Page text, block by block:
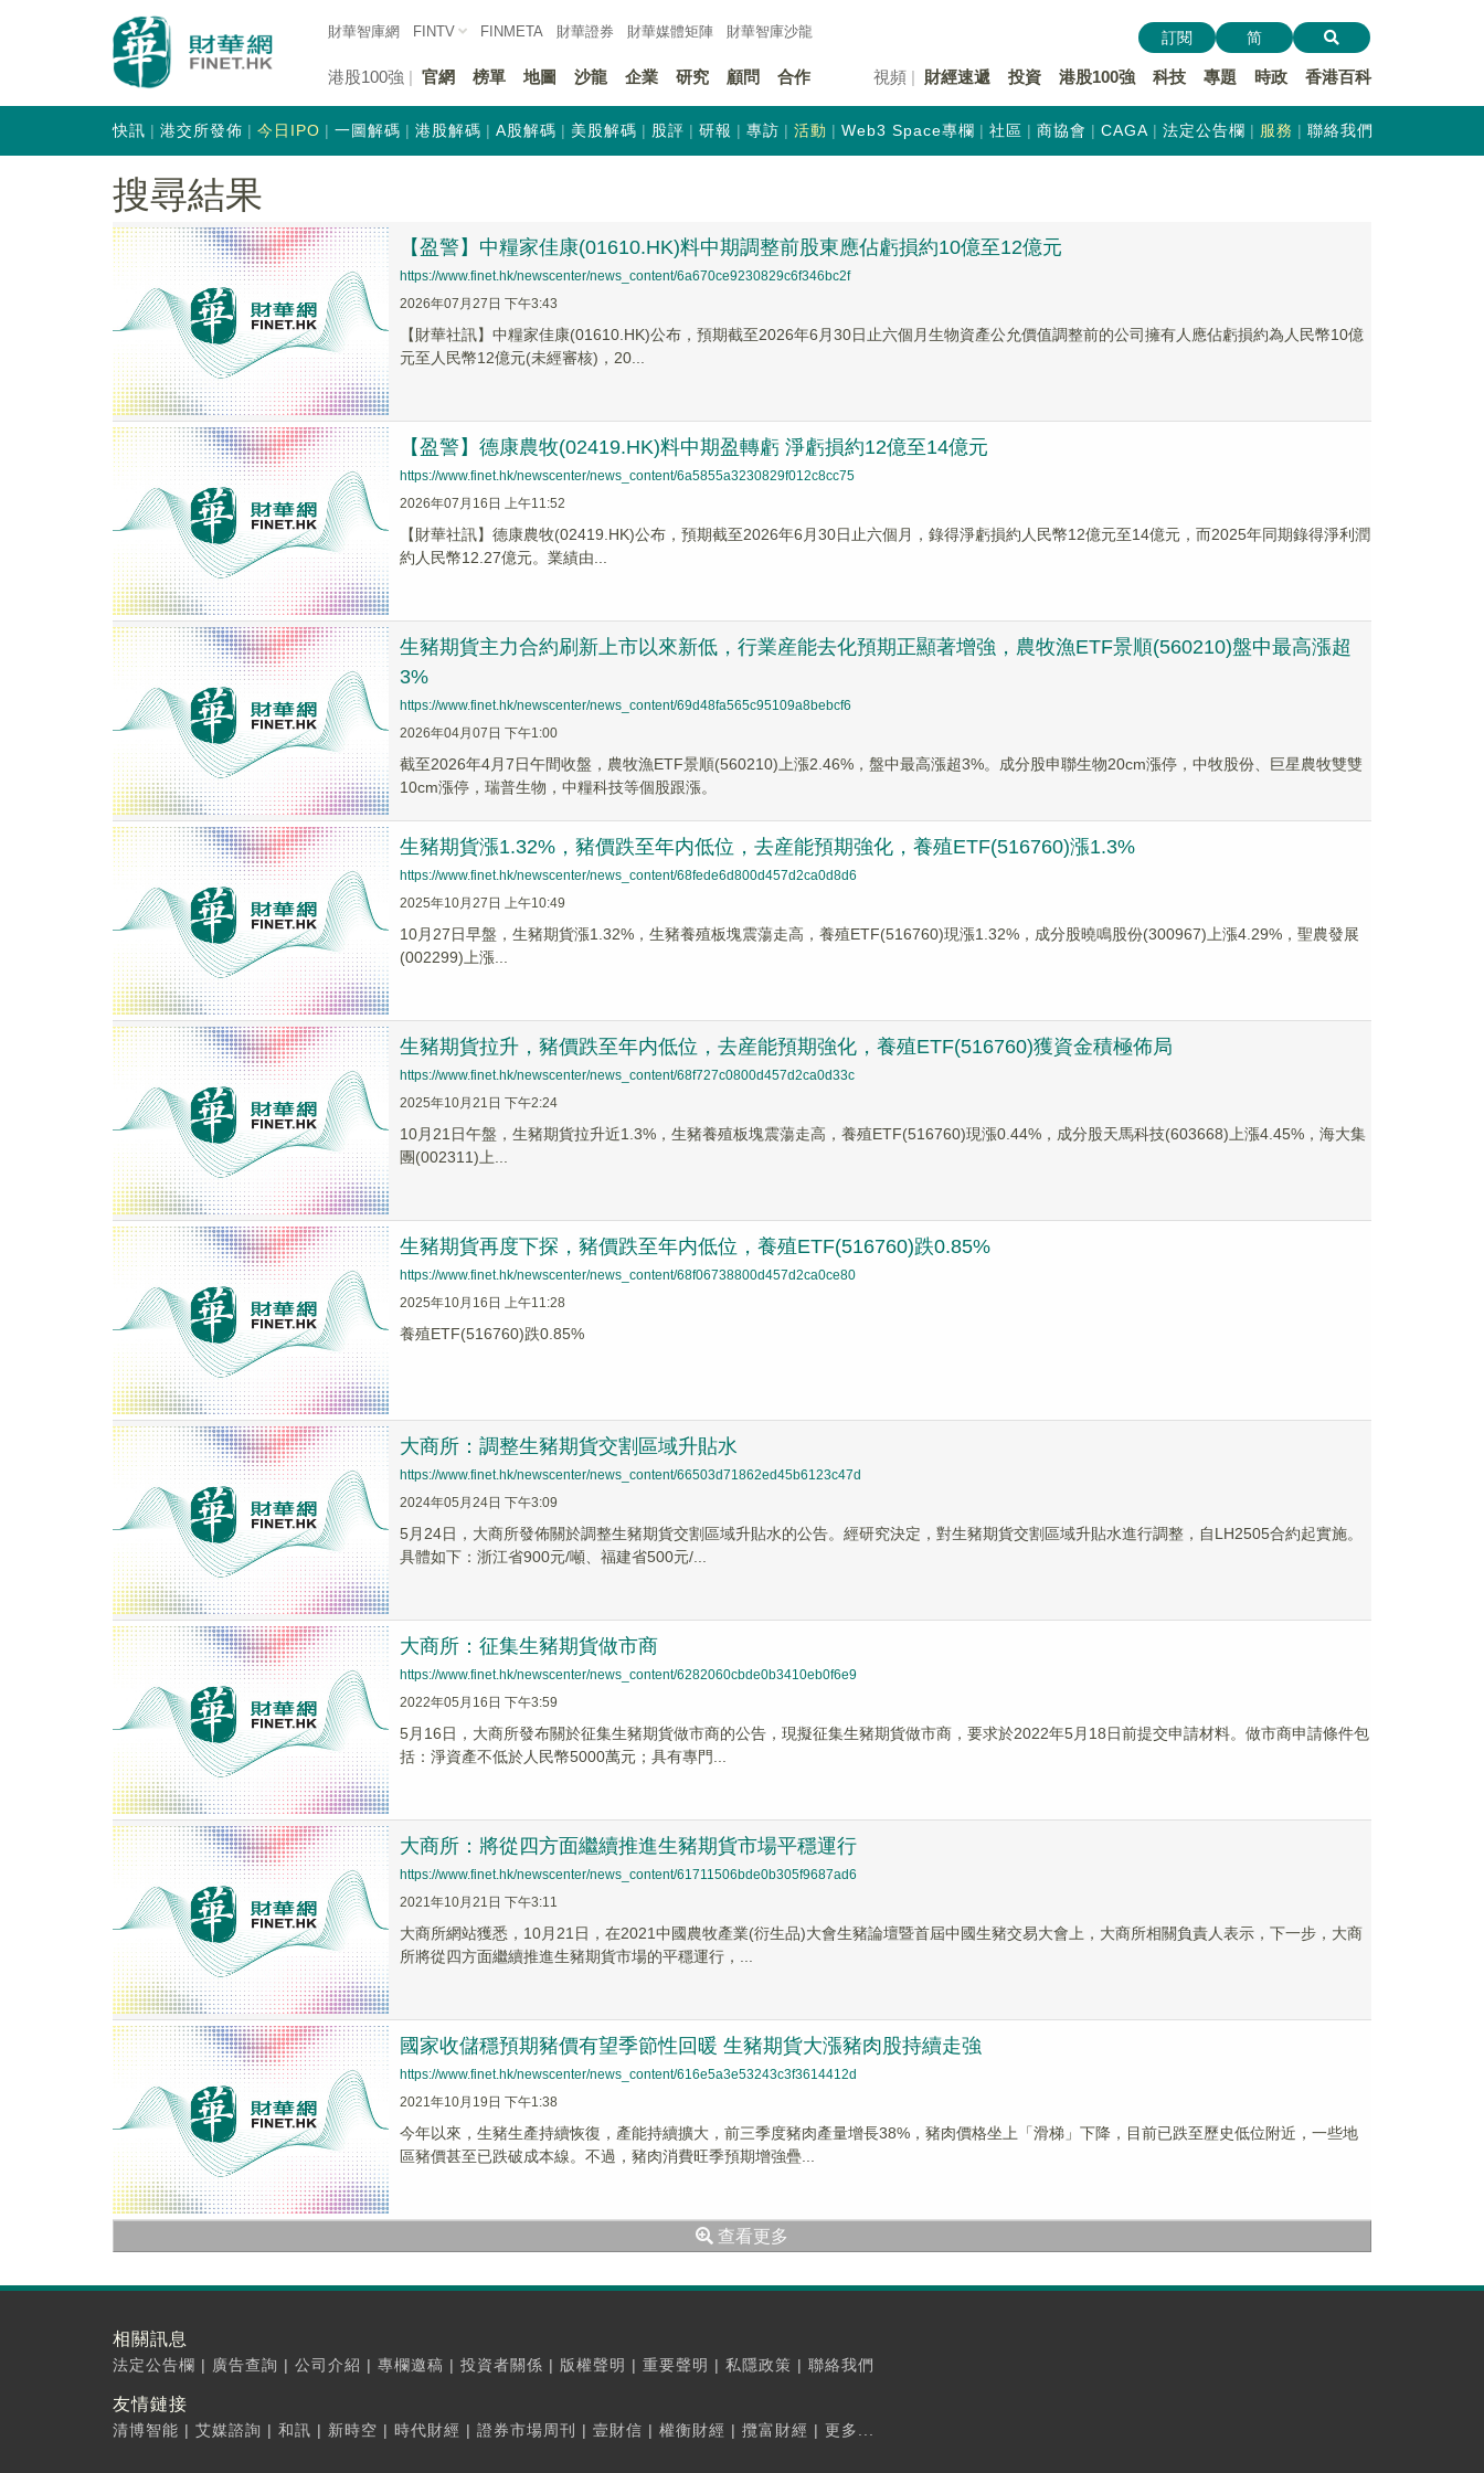
財華智庫網 FINTV FINMETA 財華證券 財華媒體矩陣 財華智庫沙龍
港股100強 官網 榜單 地圖 沙龍 企業 研究 顧問 合作 視頻 財經速遞 投資 港股100強 科技 專題 時政 香港百科
訂閱 简
快訊 港交所發佈 今日IPO 一圖解碼 港股解碼 A股解碼 美股解碼 股評 研報 專訪 活動 Web3 Space專欄 社區 商協會 CAGA 法定公告欄 服務 聯絡我們
搜尋結果
【盈警】中糧家佳康(01610.HK)料中期調整前股東應佔虧損約10億至12億元
https://www.finet.hk/newscenter/news_content/6a670ce9230829c6f346bc2f
2026年07月27日 下午3:43
【財華社訊】中糧家佳康(01610.HK)公布，預期截至2026年6月30日止六個月生物資產公允價值調整前的公司擁有人應佔虧損約為人民幣10億
元至人民幣12億元(未經審核)，20...
【盈警】德康農牧(02419.HK)料中期盈轉虧 淨虧損約12億至14億元
https://www.finet.hk/newscenter/news_content/6a5855a3230829f012c8cc75
2026年07月16日 上午11:52
【財華社訊】德康農牧(02419.HK)公布，預期截至2026年6月30日止六個月，錄得淨虧損約人民幣12億元至14億元，而2025年同期錄得淨利潤
約人民幣12.27億元。業績由...
生豬期貨主力合約刷新上市以來新低，行業産能去化預期正顯著增強，農牧漁ETF景順(560210)盤中最高漲超
3%
https://www.finet.hk/newscenter/news_content/69d48fa565c95109a8bebcf6
2026年04月07日 下午1:00
截至2026年4月7日午間收盤，農牧漁ETF景順(560210)上漲2.46%，盤中最高漲超3%。成分股申聯生物20cm漲停，中牧股份、巨星農牧雙雙
10cm漲停，瑞普生物，中糧科技等個股跟漲。
生豬期貨漲1.32%，豬價跌至年内低位，去産能預期強化，養殖ETF(516760)漲1.3%
https://www.finet.hk/newscenter/news_content/68fede6d800d457d2ca0d8d6
2025年10月27日 上午10:49
10月27日早盤，生豬期貨漲1.32%，生豬養殖板塊震蕩走高，養殖ETF(516760)現漲1.32%，成分股曉鳴股份(300967)上漲4.29%，聖農發展
(002299)上漲...
生豬期貨拉升，豬價跌至年内低位，去産能預期強化，養殖ETF(516760)獲資金積極佈局
https://www.finet.hk/newscenter/news_content/68f727c0800d457d2ca0d33c
2025年10月21日 下午2:24
10月21日午盤，生豬期貨拉升近1.3%，生豬養殖板塊震蕩走高，養殖ETF(516760)現漲0.44%，成分股天馬科技(603668)上漲4.45%，海大集
團(002311)上...
生豬期貨再度下探，豬價跌至年内低位，養殖ETF(516760)跌0.85%
https://www.finet.hk/newscenter/news_content/68f06738800d457d2ca0ce80
2025年10月16日 上午11:28
養殖ETF(516760)跌0.85%
大商所：調整生豬期貨交割區域升貼水
https://www.finet.hk/newscenter/news_content/66503d71862ed45b6123c47d
2024年05月24日 下午3:09
5月24日，大商所發佈關於調整生豬期貨交割區域升貼水的公告。經研究決定，對生豬期貨交割區域升貼水進行調整，自LH2505合約起實施。
具體如下：浙江省900元/噸、福建省500元/...
大商所：征集生豬期貨做市商
https://www.finet.hk/newscenter/news_content/6282060cbde0b3410eb0f6e9
2022年05月16日 下午3:59
5月16日，大商所發布關於征集生豬期貨做市商的公告，現擬征集生豬期貨做市商，要求於2022年5月18日前提交申請材料。做市商申請條件包
括：淨資產不低於人民幣5000萬元；具有專門...
大商所：將從四方面繼續推進生豬期貨市場平穩運行
https://www.finet.hk/newscenter/news_content/61711506bde0b305f9687ad6
2021年10月21日 下午3:11
大商所網站獲悉，10月21日，在2021中國農牧產業(衍生品)大會生豬論壇暨首屆中國生豬交易大會上，大商所相關負責人表示，下一步，大商
所將從四方面繼續推進生豬期貨市場的平穩運行，...
國家收儲穩預期豬價有望季節性回暖 生豬期貨大漲豬肉股持續走強
https://www.finet.hk/newscenter/news_content/616e5a3e53243c3f3614412d
2021年10月19日 下午1:38
今年以來，生豬生產持續恢復，產能持續擴大，前三季度豬肉產量增長38%，豬肉價格坐上「滑梯」下降，目前已跌至歷史低位附近，一些地
區豬價甚至已跌破成本線。不過，豬肉消費旺季預期增強疊...
查看更多
相關訊息
法定公告欄 | 廣告查詢 | 公司介紹 | 專欄邀稿 | 投資者關係 | 版權聲明 | 重要聲明 | 私隱政策 | 聯絡我們
友情鏈接
清博智能 | 艾媒諮詢 | 和訊 | 新時空 | 時代財經 | 證券市場周刊 | 壹財信 | 權衡財經 | 攬富財經 | 更多...